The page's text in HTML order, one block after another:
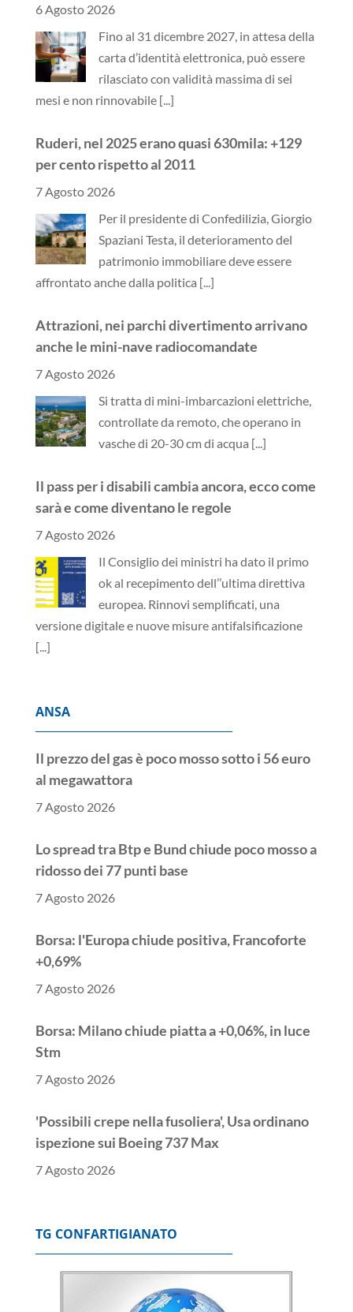
6 Agosto 2026
Fino al 31 dicembre 2027, in attesa della
carta d’identità elettronica, può essere
rilasciato con validità massima di sei
mesi e non rinnovabile [...]
Ruderi, nel 2025 erano quasi 630mila: +129
per cento rispetto al 2011
7 Agosto 2026
Per il presidente di Confedilizia, Giorgio
Spaziani Testa, il deterioramento del
patrimonio immobiliare deve essere
affrontato anche dalla politica [...]
Attrazioni, nei parchi divertimento arrivano
anche le mini-nave radiocomandate
7 Agosto 2026
Si tratta di mini-imbarcazioni elettriche,
controllate da remoto, che operano in
vasche di 20-30 cm di acqua [...]
Il pass per i disabili cambia ancora, ecco come
sarà e come diventano le regole
7 Agosto 2026
Il Consiglio dei ministri ha dato il primo
ok al recepimento dell’’ultima direttiva
europea. Rinnovi semplificati, una
versione digitale e nuove misure antifalsificazione
[...]
ANSA
Il prezzo del gas è poco mosso sotto i 56 euro
al megawattora
7 Agosto 2026
Lo spread tra Btp e Bund chiude poco mosso a
ridosso dei 77 punti base
7 Agosto 2026
Borsa: l'Europa chiude positiva, Francoforte
+0,69%
7 Agosto 2026
Borsa: Milano chiude piatta a +0,06%, in luce
Stm
7 Agosto 2026
'Possibili crepe nella fusoliera', Usa ordinano
ispezione sui Boeing 737 Max
7 Agosto 2026
Assolombarda
Foti, via libera Commissione Ue a revisione
TG CONFARTIGIANATO